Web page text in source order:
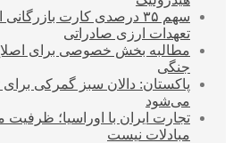
سهم ۳۵ درصدی کارت
تعهدات ارزی صادراتی
مطالبه بخش خصوصی برای
جنگی
پاکستان: دالان سبز گمرکی برای
می‌شود
تجارت ایران با اوراسیا؛
مبادلات نیست